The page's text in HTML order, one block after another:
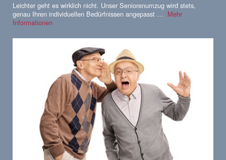
Leichter geht es wirklich nicht. Unser Seniorenumzug wird stets,
genau Ihren individuellen Bedürfnissen angepasst … Mehr
Informationen